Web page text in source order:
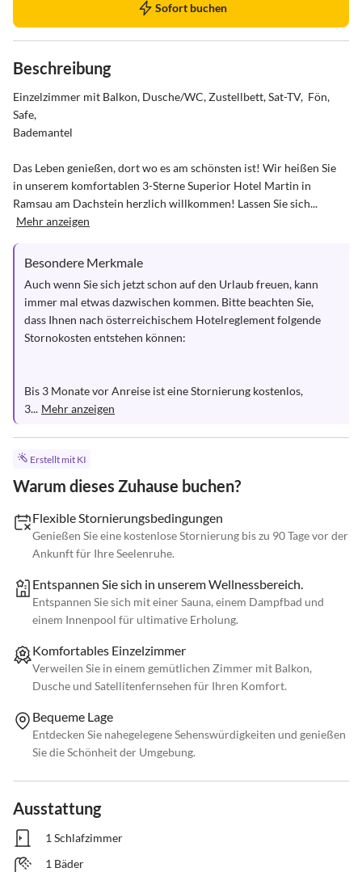
Sofort buchen
Beschreibung
Einzelzimmer mit Balkon, Dusche/WC, Zustellbett, Sat-TV,  Fön,
Safe,
Bademantel
Das Leben genießen, dort wo es am schönsten ist! Wir heißen Sie
in unserem komfortablen 3-Sterne Superior Hotel Martin in
Ramsau am Dachstein herzlich willkommen! Lassen Sie sich...
Mehr anzeigen
Besondere Merkmale
Auch wenn Sie sich jetzt schon auf den Urlaub freuen, kann
immer mal etwas dazwischen kommen. Bitte beachten Sie,
dass Ihnen nach österreichischem Hotelreglement folgende
Stornokosten entstehen können:
Bis 3 Monate vor Anreise ist eine Stornierung kostenlos,
3... Mehr anzeigen
Erstellt mit KI
Warum dieses Zuhause buchen?
Flexible Stornierungsbedingungen
Genießen Sie eine kostenlose Stornierung bis zu 90 Tage vor der
Ankunft für Ihre Seelenruhe.
Entspannen Sie sich in unserem Wellnessbereich.
Entspannen Sie sich mit einer Sauna, einem Dampfbad und
einem Innenpool für ultimative Erholung.
Komfortables Einzelzimmer
Verweilen Sie in einem gemütlichen Zimmer mit Balkon,
Dusche und Satellitenfernsehen für Ihren Komfort.
Bequeme Lage
Entdecken Sie nahegelegene Sehenswürdigkeiten und genießen
Sie die Schönheit der Umgebung.
Ausstattung
1 Schlafzimmer
1 Bäder